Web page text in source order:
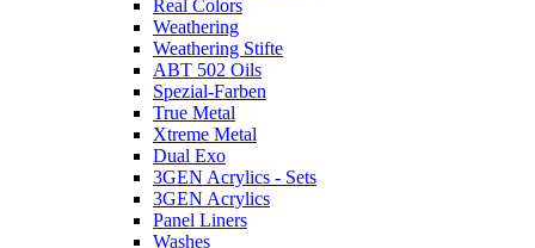
Real Colors
Weathering
Weathering Stifte
ABT 502 Oils
Spezial-Farben
True Metal
Xtreme Metal
Dual Exo
3GEN Acrylics - Sets
3GEN Acrylics
Panel Liners
Washes